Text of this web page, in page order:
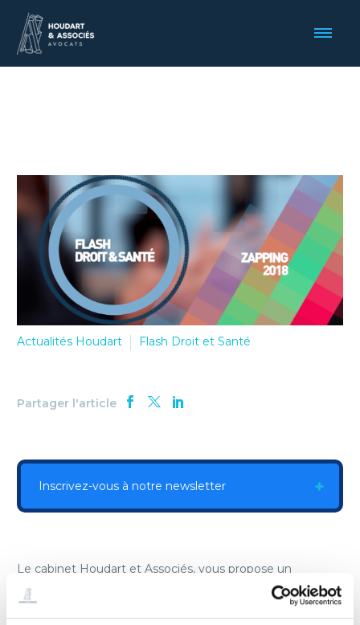
Actualités Houdart Flash Droit et Santé
Partager l'article
Inscrivez-vous à notre newsletter
Le cabinet Houdart et Associés, vous propose un
récapitulatif des meilleurs moments de l’année du Flash
Droit et Santé. RGPD, Contrats complexes, GHT, Biologie
médicale, les PIMM, le contrôle T2A, les autorisations